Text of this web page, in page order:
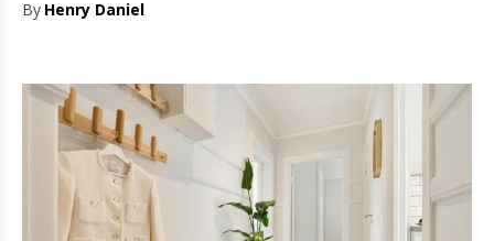
By Henry Daniel